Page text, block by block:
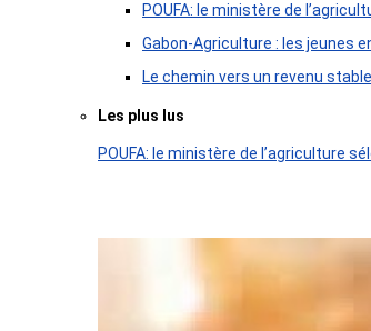
POUFA: le ministère de
Gabon-Agriculture : les jeunes
Le chemin vers un revenu
Les plus lus
POUFA: le ministère de l’agriculture